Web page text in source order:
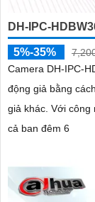
DH-IPC-
5%-35%
Camera DH-IPC-
động giả bằng
giả khác. Với công nghệ IP POE ánh sáng kép cho hình ảnh đẹp
cả ban đêm 6